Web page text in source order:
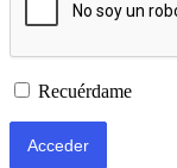
Recuérdame